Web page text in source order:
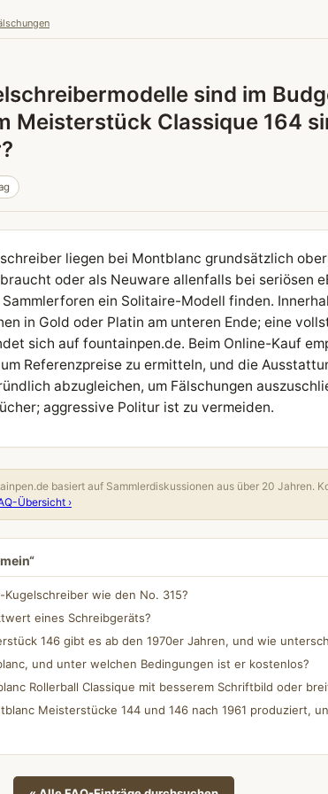
sind im
Meisterstück Classique 164
liegen bei Montblanc grundsätzlich
oder als Neuware allenfalls bei seriösen
ein Solitaire-Modell finden.
in Gold oder Platin am unteren Ende; eine
sich auf fountainpen.de. Beim Online-Kauf
Referenzpreise zu ermitteln, und die
abzugleichen, um Fälschungen
aggressive Politur ist zu vermeiden.
basiert auf Sammlerdiskussionen aus über 20 Jahren.
Übersicht ›
wie den No. 315?
eines Schreibgeräts?
146 gibt es ab den 1970er Jahren, und wie
und unter welchen Bedingungen ist er kostenlos?
Rollerball Classique mit besserem Schriftbild oder
Meisterstücke 144 und 146 nach 1961 produziert,